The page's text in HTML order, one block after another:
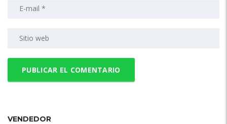
VENDEDOR